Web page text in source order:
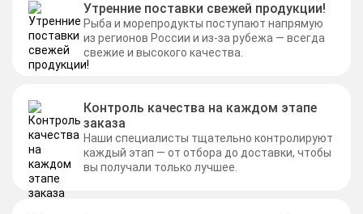
Утренние поставки свежей продукции!
Рыба и морепродукты поступают напрямую
из регионов России и из-за рубежа — всегда
свежие и высокого качества.
Контроль качества на каждом этапе
заказа
Наши специалисты тщательно контролируют
каждый этап — от отбора до доставки, чтобы
вы получали только лучшее.